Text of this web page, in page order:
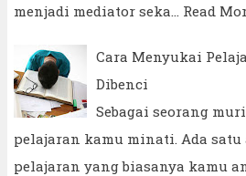
menjadi mediator seka…
Read
Cara Menyukai
Dibenci
Sebagai seorang
pelajaran kamu minati. Ada satu
pelajaran yang biasanya kamu